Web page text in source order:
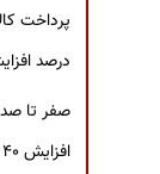
درصد
صفر تا
افزایش ۴۰ درصدی حقوق بازنشستگان